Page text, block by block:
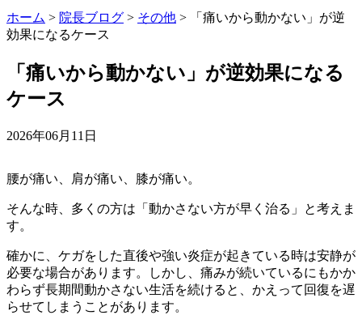
ホーム > 院長ブログ > その他 >
「痛いから動かない」が逆
効果になるケース
「痛いから動かない」が逆効果になる
ケース
2026年06月11日
腰が痛い、肩が痛い、膝が痛い。
そんな時、多くの方は「動かさない方が早く治る」と考えま
す。
確かに、ケガをした直後や強い炎症が起きている時は安静が
必要な場合があります。しかし、痛みが続いているにもかか
わらず長期間動かさない生活を続けると、かえって回復を遅
らせてしまうことがあります。